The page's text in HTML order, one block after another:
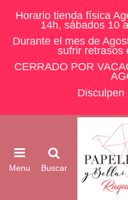
Horario tienda física
14h, sábados 10
Durante el mes de
sufrir retrasos
CERRADO POR
Disculpen
Menu Buscar